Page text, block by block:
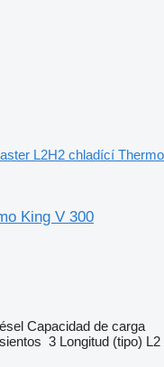
L2H2 chladící Thermo
King V 300
Capacidad de carga
3 Longitud (tipo) L2